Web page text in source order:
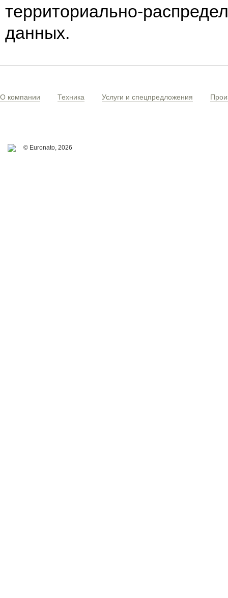
территориально-
данных.
О компании Техника Услуги и спецпредложения
© Euronato, 2026